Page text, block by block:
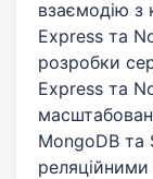
взаємодію з
Express та
розробки
Express та
MongoDB та